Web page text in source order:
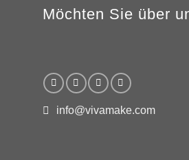
Möchten Sie über
info@vivamake.com